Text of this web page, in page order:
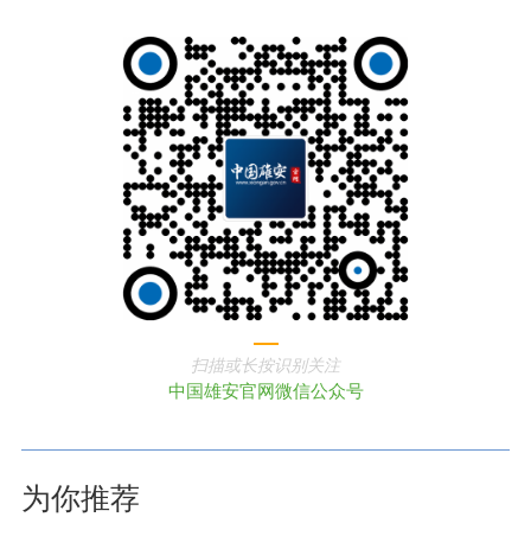
扫描或长按识别关注
中国雄安官网微信公众号
为你推荐